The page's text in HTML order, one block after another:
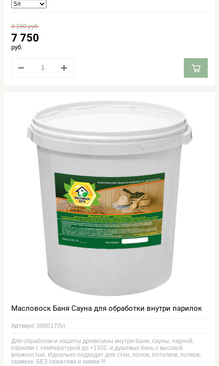
8 250руб.
7 750
руб.
− +
Масловоск Баня Сауна для обработки внутри парилок
Артикул: 000017/5п
Для обработки и защиты древесины внутри бани, сауны, парной,
парилки с температурой до +130С и душевых бань с высокой
влажностью. Идеально подходит для стен, полов, потолков, полков,
скамеек. БЕЗ сиккатива и химии !!!